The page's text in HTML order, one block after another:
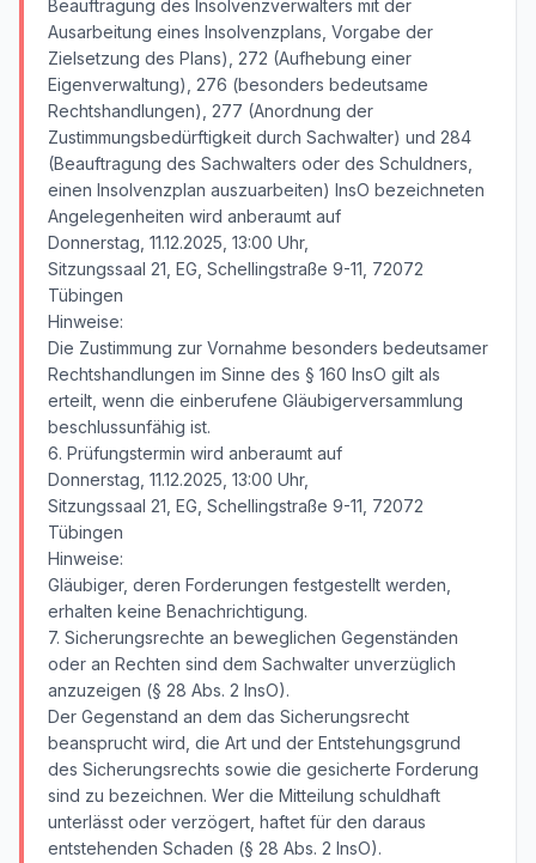
Beauftragung des Insolvenzverwalters mit der
Ausarbeitung eines Insolvenzplans, Vorgabe der
Zielsetzung des Plans), 272 (Aufhebung einer
Eigenverwaltung), 276 (besonders bedeutsame
Rechtshandlungen), 277 (Anordnung der
Zustimmungsbedürftigkeit durch Sachwalter) und 284
(Beauftragung des Sachwalters oder des Schuldners,
einen Insolvenzplan auszuarbeiten) InsO bezeichneten
Angelegenheiten wird anberaumt auf
Donnerstag, 11.12.2025, 13:00 Uhr,
Sitzungssaal 21, EG, Schellingstraße 9-11, 72072
Tübingen
Hinweise:
Die Zustimmung zur Vornahme besonders bedeutsamer
Rechtshandlungen im Sinne des § 160 InsO gilt als
erteilt, wenn die einberufene Gläubigerversammlung
beschlussunfähig ist.
6. Prüfungstermin wird anberaumt auf
Donnerstag, 11.12.2025, 13:00 Uhr,
Sitzungssaal 21, EG, Schellingstraße 9-11, 72072
Tübingen
Hinweise:
Gläubiger, deren Forderungen festgestellt werden,
erhalten keine Benachrichtigung.
7. Sicherungsrechte an beweglichen Gegenständen
oder an Rechten sind dem Sachwalter unverzüglich
anzuzeigen (§ 28 Abs. 2 InsO).
Der Gegenstand an dem das Sicherungsrecht
beansprucht wird, die Art und der Entstehungsgrund
des Sicherungsrechts sowie die gesicherte Forderung
sind zu bezeichnen. Wer die Mitteilung schuldhaft
unterlässt oder verzögert, haftet für den daraus
entstehenden Schaden (§ 28 Abs. 2 InsO).